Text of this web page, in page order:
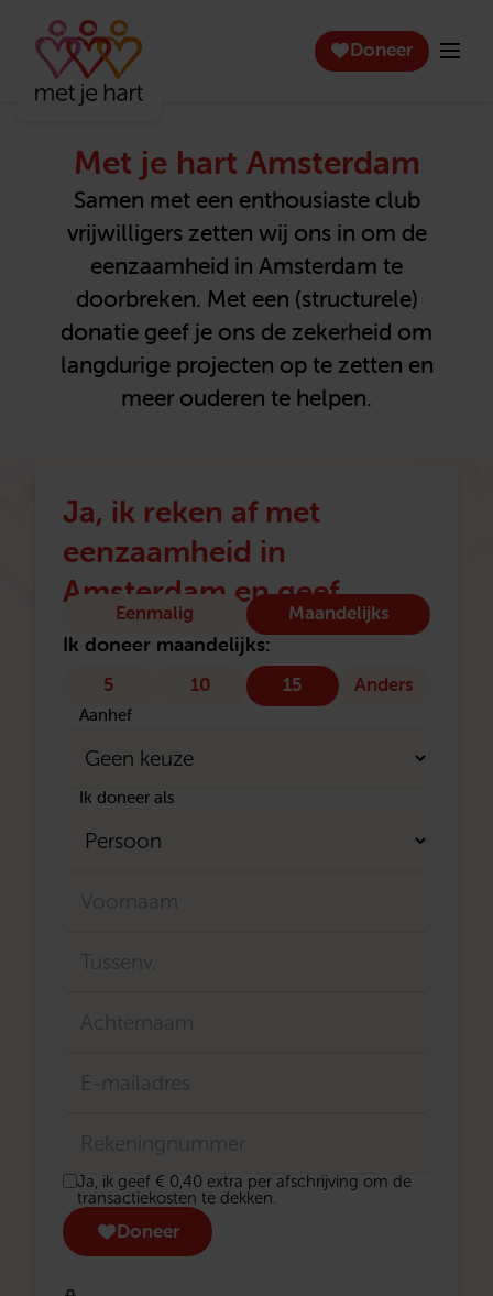
Doneer
Met je hart Amsterdam
Samen met een enthousiaste club
vrijwilligers zetten wij ons in om de
eenzaamheid in Amsterdam te
doorbreken. Met een (structurele)
donatie geef je ons de zekerheid om
langdurige projecten op te zetten en
meer ouderen te helpen.
Ja, ik reken af met
eenzaamheid in
Amsterdam en geef
Type
donatieEenmalig Maandelijks
Ik doneer maandelijks:
5 10 15 Anders
Aanhef
Ik doneer als
mailadres
Donatie
transactiekosten
eenmalig
Ja, ik geef € 0,40 extra per afschrijving om de
transactiekosten te dekken.
Doneer